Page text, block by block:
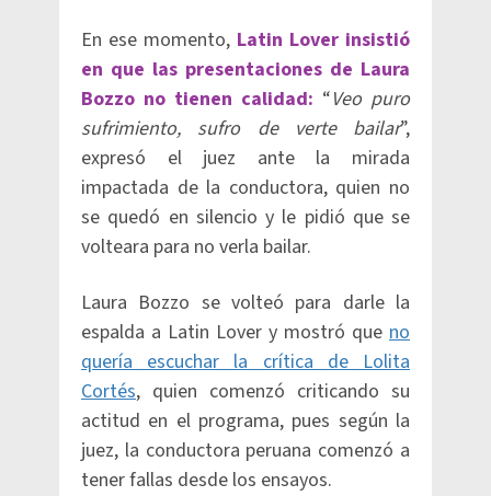
En ese momento, Latin Lover insistió
en que las presentaciones de Laura
Bozzo no tienen calidad: “Veo puro
sufrimiento, sufro de verte bailar”,
expresó el juez ante la mirada
impactada de la conductora, quien no
se quedó en silencio y le pidió que se
volteara para no verla bailar.
Laura Bozzo se volteó para darle la
espalda a Latin Lover y mostró que no
quería escuchar la crítica de Lolita
Cortés, quien comenzó criticando su
actitud en el programa, pues según la
juez, la conductora peruana comenzó a
tener fallas desde los ensayos.